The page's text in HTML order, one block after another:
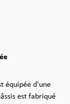
équipée d'une
est fabriqué